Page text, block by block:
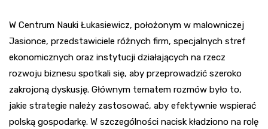
W Centrum Nauki Łukasiewicz, położonym w malowniczej
Jasionce, przedstawiciele różnych firm, specjalnych stref
ekonomicznych oraz instytucji działających na rzecz
rozwoju biznesu spotkali się, aby przeprowadzić szeroko
zakrojoną dyskusję. Głównym tematem rozmów było to,
jakie strategie należy zastosować, aby efektywnie wspierać
polską gospodarkę. W szczególności nacisk kładziono na rolę